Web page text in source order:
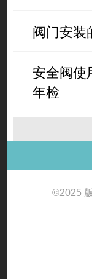
阀门安装
安全阀使
年检
©2025